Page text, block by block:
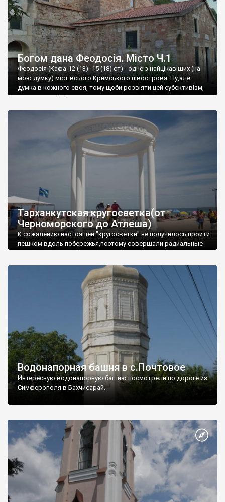
Богом дана Феодосія. Місто Ч.1
Феодосія (Кафа-12 (13) -15 (18) ст) - одне з найцікавіших (на
мою думку) міст всього Кримського півострова .Ну,але
думка в кожного своя, тому щоби розвіяти цей субєктивізм,
запрошую відвідати це
Тарханкутская кругосветка(от
Черноморского до Атлеша)
К сожалению настоящей "кругосветки" не получилось,пройти
пешком вдоль побережья,поэтому совершали радиальные
Водонапорная башня в с.Почтовое
Интересную водонапорную башню посмотрели по дороге из
Симферополя в Бахчисарай.